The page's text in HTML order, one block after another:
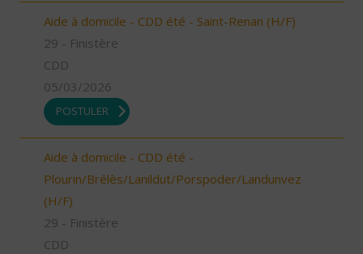
Aide à domicile - CDD été - Saint-Renan (H/F)
29 - Finistère
CDD
05/03/2026
POSTULER
Aide à domicile - CDD été -
Plourin/Brélès/Lanildut/Porspoder/Landunvez
(H/F)
29 - Finistère
CDD